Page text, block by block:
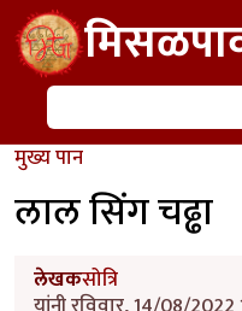
Skip to main content
शोध
मुख्य पान
लाल सिंग चढ्ढा
लेखकसोत्रि